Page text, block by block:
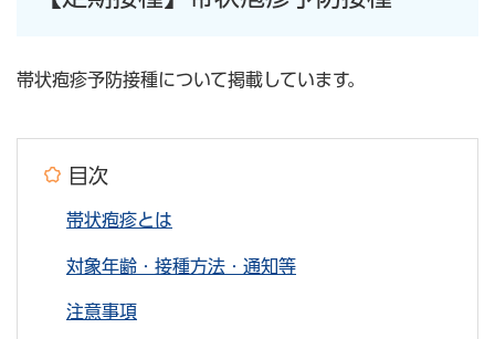
帯状疱疹予防接種について掲載しています。
目次
帯状疱疹とは
対象年齢・接種方法・通知等
注意事項